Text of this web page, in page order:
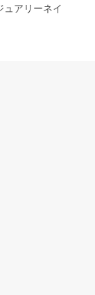
アリーネイ